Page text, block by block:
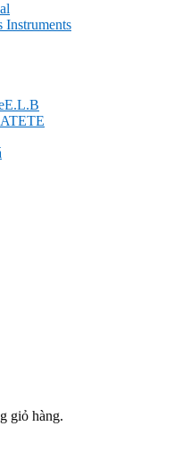
Instruments
E.L.B
giỏ hàng.